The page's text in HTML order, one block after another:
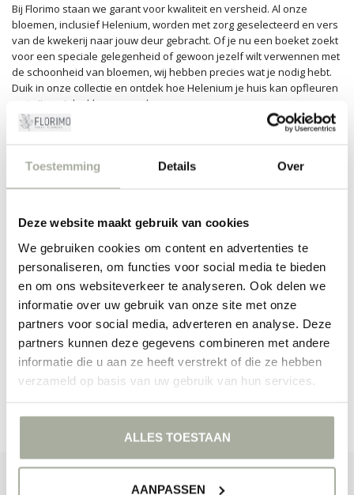
Toestemming Details Over
Deze website maakt gebruik van cookies
We gebruiken cookies om content en advertenties te
personaliseren, om functies voor social media te bieden
en om ons websiteverkeer te analyseren. Ook delen we
informatie over uw gebruik van onze site met onze
partners voor social media, adverteren en analyse. Deze
partners kunnen deze gegevens combineren met andere
informatie die u aan ze heeft verstrekt of die ze hebben
verzameld op basis van uw gebruik van hun services.
ALLES TOESTAAN
AANPASSEN
Bij Florimo staan we garant voor kwaliteit en versheid. Al onze
bloemen, inclusief Helenium, worden met zorg geselecteerd en vers
van de kwekerij naar jouw deur gebracht. Of je nu een boeket zoekt
voor een speciale gelegenheid of gewoon jezelf wilt verwennen met
de schoonheid van bloemen, wij hebben precies wat je nodig hebt.
Duik in onze collectie en ontdek hoe Helenium je huis kan opfleuren
met zijn unieke kleuren en charme.
We nodigen je uit om onze collectie te verkennen en het plezier van
laat je inspireren door de natuurlijke pracht van Helenium.
GEEN PRODUCTEN GEVONDEN!
GA VERDER MET WINKELEN
ABONNEER JE OP ONZE NIEUWSBRIEF